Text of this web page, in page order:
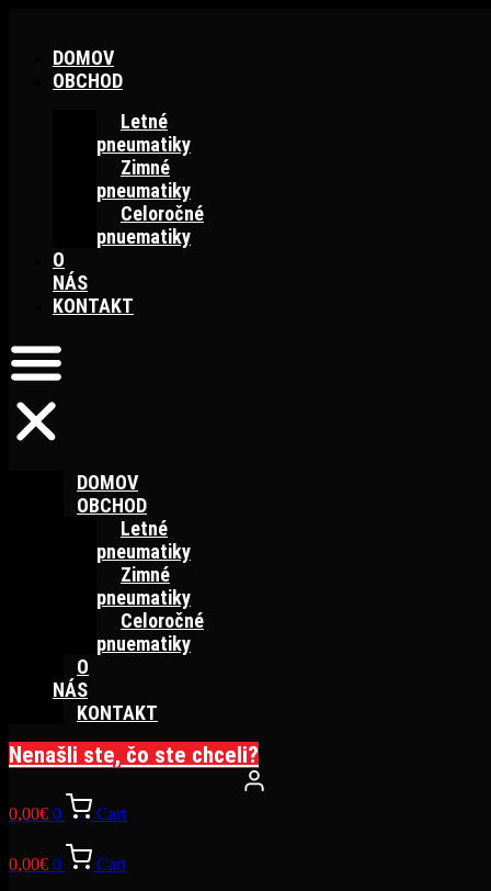
DOMOV
OBCHOD
Letné
pneumatiky
Zimné
pneumatiky
Celoročné
pnuematiky
O
NÁS
KONTAKT
DOMOV
OBCHOD
Letné
pneumatiky
Zimné
pneumatiky
Celoročné
pnuematiky
O
NÁS
KONTAKT
Nenašli ste, čo ste chceli?
0,00€ 0 Cart
0,00€ 0 Cart